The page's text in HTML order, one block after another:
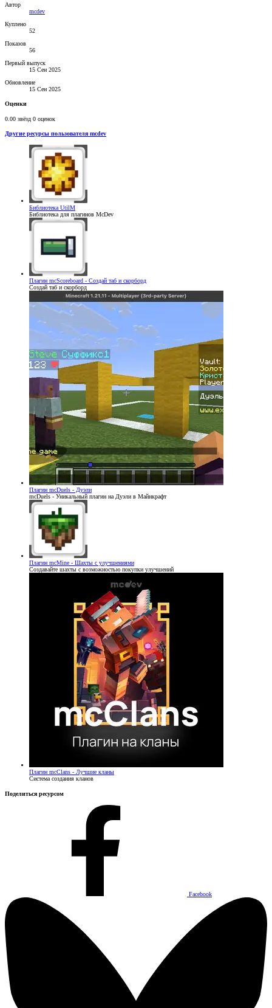
Автор
mcdev
Куплено
52
Показов
56
Первый выпуск
15 Сен 2025
Обновление
15 Сен 2025
Оценки
0.00 звёзд 0 оценок
Другие ресурсы пользователя mcdev
Библиотека UtilM
Библиотека для плагинов McDev
Плагин mcScoreboard - Создай таб и скорборд
Создай таб и скорборд
Плагин mcDuels - Дуэли
mcDuels - Уникальный плагин на Дуэли в Майнкрафт
Плагин mcMine - Шахты с улучшениями
Создавайте шахты с возможностью покупки улучшений
Плагин mcClans - Лучшие кланы
Система создания кланов
Поделиться ресурсом
Facebook